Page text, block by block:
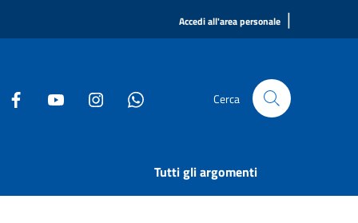
Accedi all'area personale |
Cerca
Tutti gli argomenti